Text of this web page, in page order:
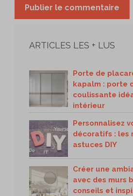
ARTICLES LES + LUS
Porte de
kapalm : porte
coulissante
intérieur
Personnalisez
décoratifs : les
astuces DIY
Créer une
avec des murs
conseils et